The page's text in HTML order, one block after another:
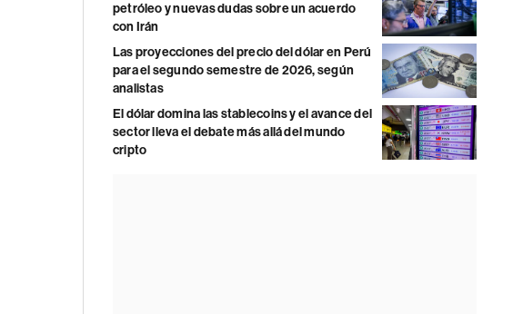
petróleo y nuevas dudas sobre un acuerdo
con Irán
Las proyecciones del precio del dólar en Perú
para el segundo semestre de 2026, según
analistas
El dólar domina las stablecoins y el avance del
sector lleva el debate más allá del mundo
cripto